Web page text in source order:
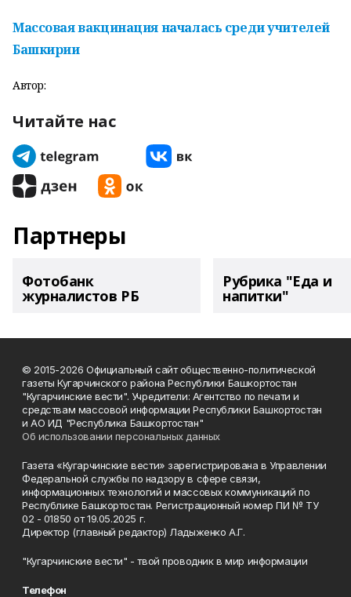
Массовая вакцинация началась среди учителей
Башкирии
Автор:
Читайте нас
Партнеры
Фотобанк
журналистов РБ
Рубрика "Еда и
напитки"
© 2015-2026 Официальный сайт общественно-политической
газеты Кугарчинского района Республики Башкортостан
"Кугарчинские вести". Учредители: Агентство по печати и
средствам массовой информации Республики Башкортостан
и АО ИД "Республика Башкортостан"
Об использовании персональных данных
Газета «Кугарчинские вести» зарегистрирована в Управлении
Федеральной службы по надзору в сфере связи,
информационных технологий и массовых коммуникаций по
Республике Башкортостан. Регистрационный номер ПИ № ТУ
02 - 01850 от 19.05.2025 г.
Директор (главный редактор) Ладыженко А.Г.
"Кугарчинские вести" - твой проводник в мир информации
Телефон